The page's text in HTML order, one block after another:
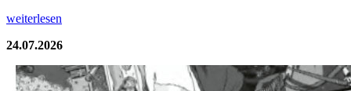
weiterlesen
24.07.2026